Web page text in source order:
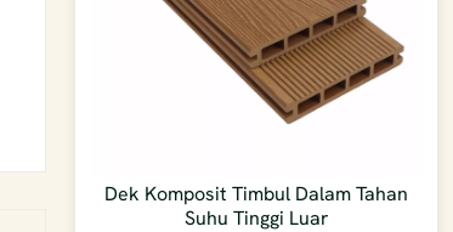
Dek Komposit Timbul Dalam Tahan
Suhu Tinggi Luar